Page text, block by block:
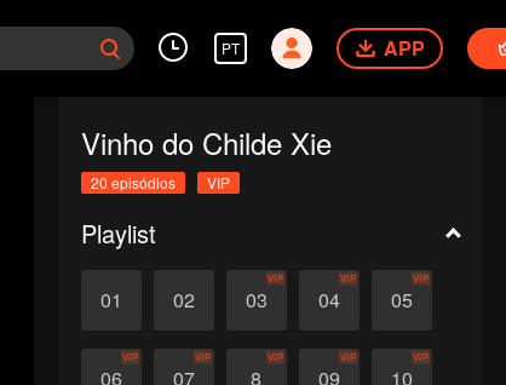
PT APP
Vinho do Childe Xie
20 episódios VIP
Playlist
01 02 03
VIP
04
VIP
05
VIP
06
VIP
07
VIP
8
VIP
09
VIP
10
VIP